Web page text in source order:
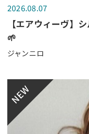
2026.08.07
【エアウィーヴ】
🌱
ジャンニロ
NEW